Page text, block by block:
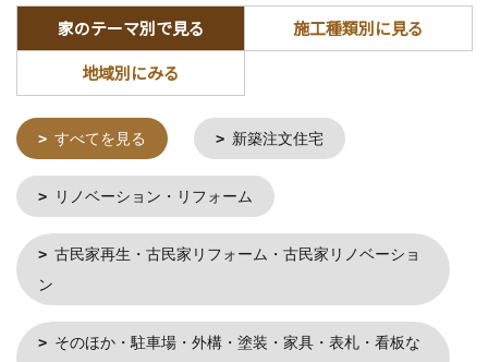
家のテーマ別で見る
施工種類別に見る
地域別にみる
すべてを見る 新築注文住宅
リノベーション・リフォーム
古民家再生・古民家リフォーム・古民家リノベーショ
ン
そのほか・駐車場・外構・塗装・家具・表札・看板な